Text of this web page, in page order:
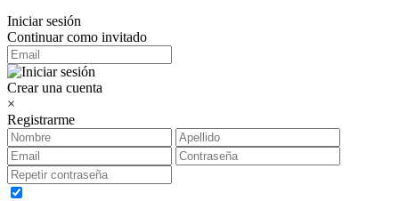
Iniciar sesión
Continuar como invitado
Crear una cuenta
×
Registrarme